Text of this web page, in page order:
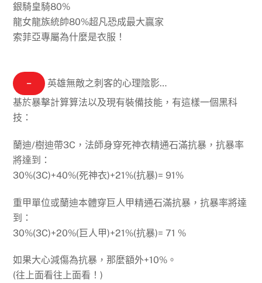
銀騎皇騎80%
龍女龍族統帥80%超凡恐成最大贏家
索菲亞專屬為什麼是衣服！
−
英雄無敵之刺客的心理陰影…
基於暴擊計算算法以及現有裝備技能，有這樣一個黑科
技：
蘭迪/樹迪帶3C ，法師身穿死神衣精通石滿抗暴 ，抗暴率
將達到：
30%(3C)+40%(死神衣)+21%(抗暴)= 91%
重甲單位或蘭迪本體穿巨人甲精通石滿抗暴 ，抗暴率將達
到：
30%(3C)+20%(巨人甲)+21%(抗暴)=71 %
如果大心減傷為抗暴，那麼額外+10% 。
(往上面看往上面看！)